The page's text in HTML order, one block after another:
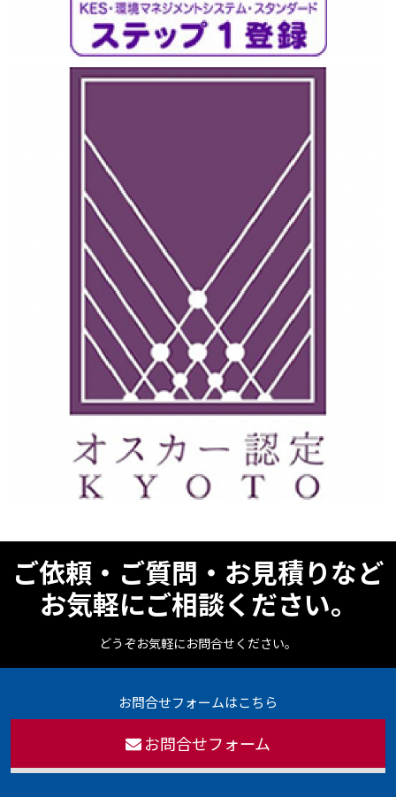
ご依頼・ご質問・お見積りなど
お気軽にご相談ください。
どうぞお気軽にお問合せください。
お問合せフォームはこちら
お問合せフォーム